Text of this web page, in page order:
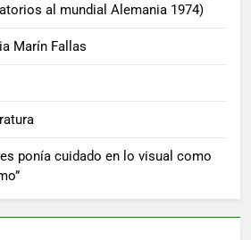
al mundial Alemania 1974)
Marín Fallas
ponía cuidado en lo visual como